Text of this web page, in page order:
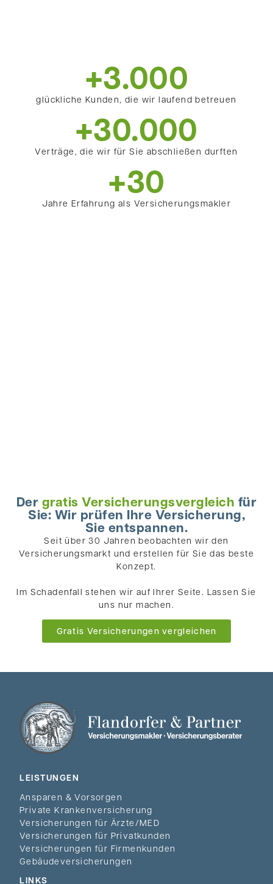
+3.000
glückliche Kunden, die wir laufend betreuen
+30.000
Verträge, die wir für Sie abschließen durften
+30
Jahre Erfahrung als Versicherungsmakler
Der gratis Versicherungsvergleich für
Sie: Wir prüfen Ihre Versicherung,
Sie entspannen.
Seit über 30 Jahren beobachten wir den
Versicherungsmarkt und erstellen für Sie das beste
Konzept.
Im Schadenfall stehen wir auf Ihrer Seite. Lassen Sie
uns nur machen.
Gratis Versicherungen vergleichen
LEISTUNGEN
Ansparen & Vorsorgen
Private Krankenversicherung
Versicherungen für Ärzte/MED
Versicherungen für Privatkunden
Versicherungen für Firmenkunden
Gebäudeversicherungen
LINKS